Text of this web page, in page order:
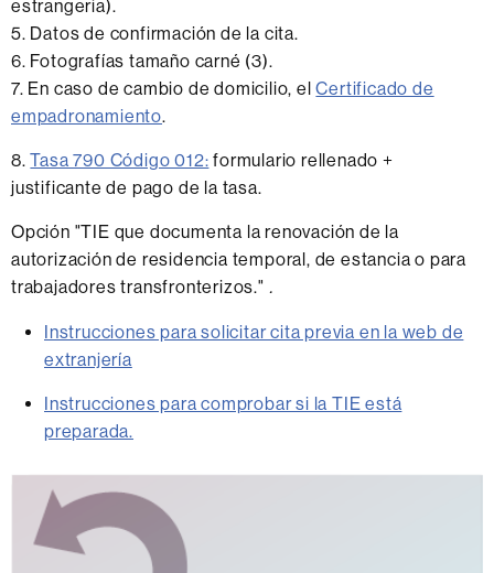
estrangeria).
5. Datos de confirmación de la cita.
6. Fotografías tamaño carné (3).
7. En caso de cambio de domicilio, elCertificado de
empadronamiento.
8.Tasa 790 Código 012: formulario rellenado +
justificante de pago de la tasa.
Opción "TIE que documenta la renovación de la
autorización de residencia temporal, de estancia o para
trabajadores transfronterizos." .
Instrucciones para solicitar cita previa en la web de
extranjería
Instrucciones para comprobar si la TIE está
preparada.
Información
complementaria